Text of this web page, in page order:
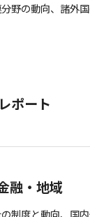
野の動向、諸外
ポート
融・地域
制度と動向、国